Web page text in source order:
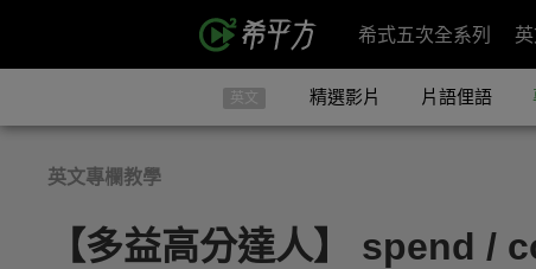
希式五次全系列
英文 精選影片 片語俚語
英文專欄教學
【多益高分達人】 spend /